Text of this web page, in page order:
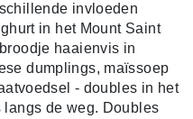
invloeden
in het Mount Saint
haaienvis in
dumplings, maïssoep
- doubles in het
de weg. Doubles